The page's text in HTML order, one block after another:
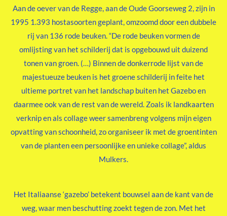
Aan de oever van de Regge, aan de Oude Goorseweg 2, zijn in
1995 1.393 hostasoorten geplant, omzoomd door een dubbele
rij van 136 rode beuken. “De rode beuken vormen de
omlijsting van het schilderij dat is opgebouwd uit duizend
tonen van groen. (…) Binnen de donkerrode lijst van de
majestueuze beuken is het groene schilderij in feite het
ultieme portret van het landschap buiten het Gazebo en
daarmee ook van de rest van de wereld. Zoals ik landkaarten
verknip en als collage weer samenbreng volgens mijn eigen
opvatting van schoonheid, zo organiseer ik met de groentinten
van de planten een persoonlijke en unieke collage”, aldus
Mulkers.
Het Italiaanse ‘gazebo’ betekent bouwsel aan de kant van de
weg, waar men beschutting zoekt tegen de zon. Met het